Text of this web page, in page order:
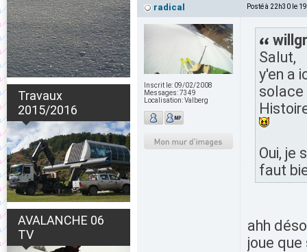
Travaux
2015/2016
AVALANCHE 06
TV
radical Posté à 22h30 le
Inscrit le: 09/02/2008
Messages:7349
Localisation:Valberg
Salut,
y'en a
solace
Oui, je
faut
ahh
joue